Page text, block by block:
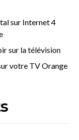
sur Internet 4
sur la télévision
votre TV Orange